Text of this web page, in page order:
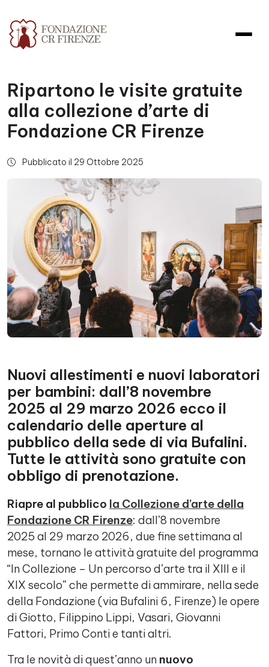
Ripartono le visite gratuite
alla collezione d’arte di
Fondazione CR Firenze
Pubblicato il 29 Ottobre 2025
Nuovi allestimenti e nuovi laboratori
per bambini: dall’8 novembre
2025 al 29 marzo 2026 ecco il
calendario delle aperture al
pubblico della sede di via Bufalini.
Tutte le attività sono gratuite con
obbligo di prenotazione.
Riapre al pubblico la Collezione d’arte della
Fondazione CR Firenze: dall’8 novembre
2025 al 29 marzo 2026, due fine settimana al
mese, tornano le attività gratuite del programma
“In Collezione – Un percorso d’arte tra il XIII e il
XIX secolo” che permette di ammirare, nella sede
della Fondazione (via Bufalini 6, Firenze) le opere
di Giotto, Filippino Lippi, Vasari, Giovanni
Fattori, Primo Conti e tanti altri.
Tra le novità di quest’anno un nuovo